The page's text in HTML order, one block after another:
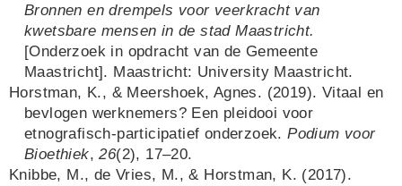
Bronnen en drempels voor veerkracht van
kwetsbare mensen in de stad Maastricht.
[Onderzoek in opdracht van de Gemeente
Maastricht]. Maastricht: University Maastricht.
Horstman, K., & Meershoek, Agnes. (2019). Vitaal en
bevlogen werknemers? Een pleidooi voor
etnografisch-participatief onderzoek.Podium voor
Bioethiek,26(2), 17–20.
Knibbe, M., de Vries, M., & Horstman, K. (2017).